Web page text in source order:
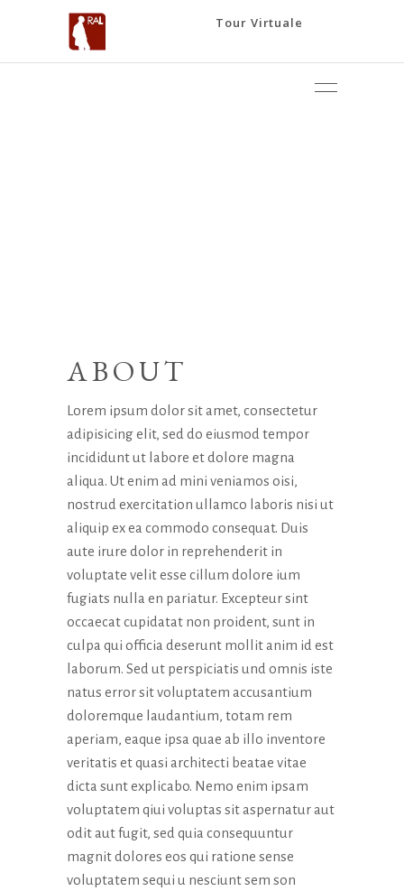
Tour Virtuale
ABOUT
Lorem ipsum dolor sit amet, consectetur
adipisicing elit, sed do eiusmod tempor
incididunt ut labore et dolore magna
aliqua. Ut enim ad mini veniamos oisi,
nostrud exercitation ullamco laboris nisi ut
aliquip ex ea commodo consequat. Duis
aute irure dolor in reprehenderit in
voluptate velit esse cillum dolore ium
fugiats nulla en pariatur. Excepteur sint
occaecat cupidatat non proident, sunt in
culpa qui officia deserunt mollit anim id est
laborum. Sed ut perspiciatis und omnis iste
natus error sit voluptatem accusantium
doloremque laudantium, totam rem
aperiam, eaque ipsa quae ab illo inventore
veritatis et quasi architecti beatae vitae
dicta sunt explicabo. Nemo enim ipsam
voluptatem qiui voluptas sit aspernatur aut
odit aut fugit, sed quia consequuntur
magnit dolores eos qui ratione sense
voluptatem sequi u nesciunt sem son